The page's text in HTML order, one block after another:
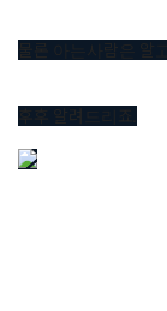
물론 아는사람은 알
후후 알려드리죠.